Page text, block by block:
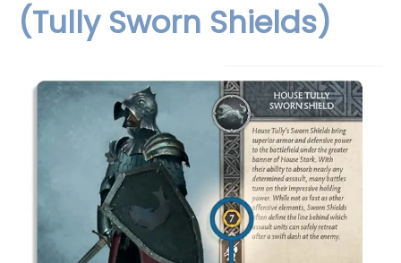
(Tully Sworn Shields)